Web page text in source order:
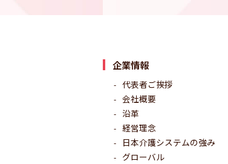
企業情報
代表者ご挨拶
会社概要
沿革
経営理念
日本介護システムの強み
グローバル